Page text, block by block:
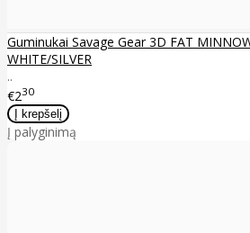
Guminukai Savage Gear 3D FAT
WHITE/SILVER
..
€230
Į palyginimą